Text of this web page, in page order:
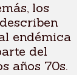
los
endémica
del
años 70s.